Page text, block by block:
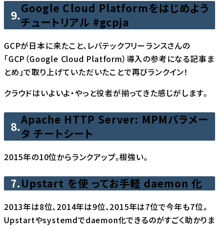
9.Google Cloud Platformをはじめよう
チュートリアル #gcpja
GCPが日本に来たこと、レバテックフリーランスさんの
「GCP（Google Cloud Platform）導入の参考になる記事ま
とめ」で取り上げていただいたことで再びランクイン！
クラウドはいよいよ・やっと役者が揃ってきた感じがします。
8.Apache HTTP Server: MPMパラメー
タ チートシート
2015年の10位からランクアップ。根強い。
7.Upstart を使 ってお手軽 daemon 化
2013年は8位、2014年は9位、2015年は7位で今年も7位。
Upstartやsystemdでdaemon化できるのがすごく助かりま